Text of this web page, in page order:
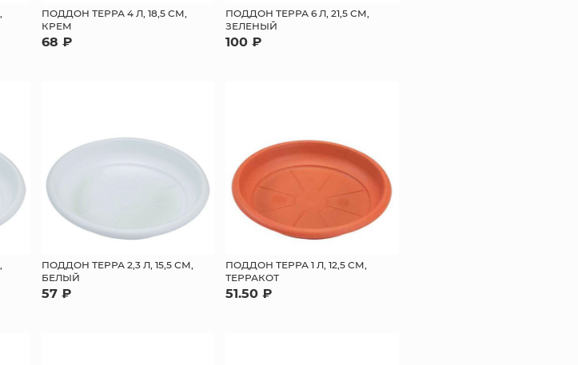
ПОДДОН ТЕРРА 4 Л, 18,5 СМ,
КРЕМ
68 ₽
ПОДДОН ТЕРРА 6 Л, 21,5 СМ,
ЗЕЛЕНЫЙ
100 ₽
ПОДДОН ТЕРРА 2,3 Л, 15,5 СМ,
БЕЛЫЙ
57 ₽
ПОДДОН ТЕРРА 1 Л, 12,5 СМ,
ТЕРРАКОТ
51.50 ₽